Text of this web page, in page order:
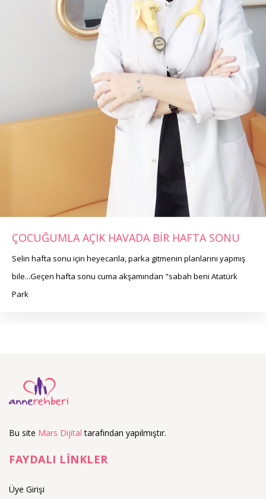
ÇOCUĞUMLA AÇIK HAVADA BİR HAFTA SONU
Selin hafta sonu için heyecanla, parka gitmenin planlarını yapmış
bile...Geçen hafta sonu cuma akşamından "sabah beni Atatürk
Park
Bu site Mars Dijital tarafından yapılmıştır.
FAYDALI LİNKLER
Üye Girişi